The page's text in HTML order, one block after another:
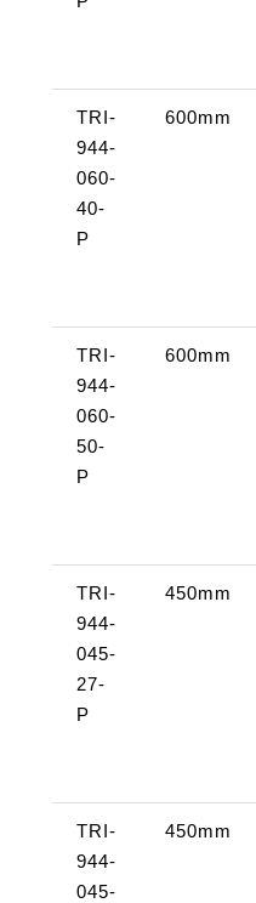
TRI-
944-
060-
40-
P
600mm
TRI-
944-
060-
50-
P
600mm
TRI-
944-
045-
27-
P
450mm
TRI-
944-
045-
450mm